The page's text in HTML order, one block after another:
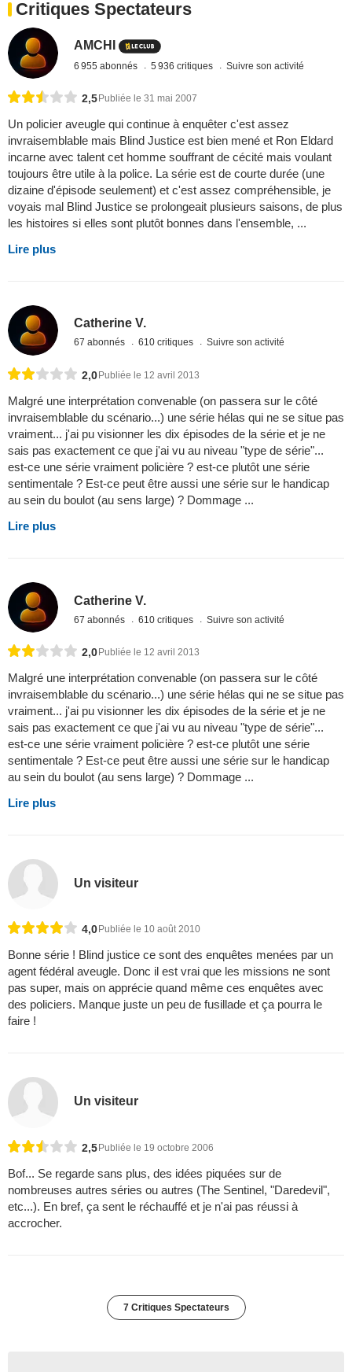
Critiques Spectateurs
AMCHI
6 955 abonnés 5 936 critiques Suivre son activité
2,5Publiée le 31 mai 2007
Un policier aveugle qui continue à enquêter c'est assez
invraisemblable mais Blind Justice est bien mené et Ron Eldard
incarne avec talent cet homme souffrant de cécité mais voulant
toujours être utile à la police. La série est de courte durée (une
dizaine d'épisode seulement) et c'est assez compréhensible, je
voyais mal Blind Justice se prolongeait plusieurs saisons, de plus
les histoires si elles sont plutôt bonnes dans l'ensemble, ...
Lire plus
Catherine V.
67 abonnés 610 critiques Suivre son activité
2,0 Publiée le 12 avril 2013
Malgré une interprétation convenable (on passera sur le côté
invraisemblable du scénario...) une série hélas qui ne se situe pas
vraiment... j'ai pu visionner les dix épisodes de la série et je ne
sais pas exactement ce que j'ai vu au niveau "type de série"...
est-ce une série vraiment policière ? est-ce plutôt une série
sentimentale ? Est-ce peut être aussi une série sur le handicap
au sein du boulot (au sens large) ? Dommage ...
Lire plus
Catherine V.
67 abonnés 610 critiques Suivre son activité
2,0 Publiée le 12 avril 2013
Malgré une interprétation convenable (on passera sur le côté
invraisemblable du scénario...) une série hélas qui ne se situe pas
vraiment... j'ai pu visionner les dix épisodes de la série et je ne
sais pas exactement ce que j'ai vu au niveau "type de série"...
est-ce une série vraiment policière ? est-ce plutôt une série
sentimentale ? Est-ce peut être aussi une série sur le handicap
au sein du boulot (au sens large) ? Dommage ...
Lire plus
Un visiteur
4,0 Publiée le 10 août 2010
Bonne série ! Blind justice ce sont des enquêtes menées par un
agent fédéral aveugle. Donc il est vrai que les missions ne sont
pas super, mais on apprécie quand même ces enquêtes avec
des policiers. Manque juste un peu de fusillade et ça pourra le
faire !
Un visiteur
2,5Publiée le 19 octobre 2006
Bof... Se regarde sans plus, des idées piquées sur de
nombreuses autres séries ou autres (The Sentinel, "Daredevil",
etc...). En bref, ça sent le réchauffé et je n'ai pas réussi à
accrocher.
7 Critiques Spectateurs